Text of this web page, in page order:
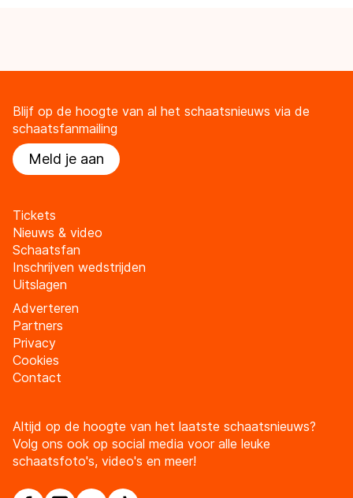
Blijf op de hoogte van al het schaatsnieuws via de
schaatsfanmailing
Meld je aan
Tickets
Nieuws & video
Schaatsfan
Inschrijven wedstrijden
Uitslagen
Adverteren
Partners
Privacy
Cookies
Contact
Altijd op de hoogte van het laatste schaatsnieuws?
Volg ons ook op social media voor alle leuke
schaatsfoto's, video's en meer!